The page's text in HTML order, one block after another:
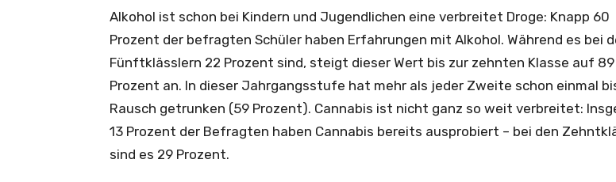
Alkohol ist schon bei Kindern und Jugendlichen eine verbreitet Droge: Knapp 60
Prozent der befragten Schüler haben Erfahrungen mit Alkohol. Während es bei
Fünftklässlern 22 Prozent sind, steigt dieser Wert bis zur zehnten Klasse auf 89
Prozent an. In dieser Jahrgangsstufe hat mehr als jeder Zweite schon einmal
Rausch getrunken (59 Prozent). Cannabis ist nicht ganz so weit verbreitet:
13 Prozent der Befragten haben Cannabis bereits ausprobiert – bei den
sind es 29 Prozent.